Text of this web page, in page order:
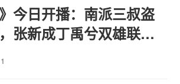
今日开播：南派三叔盗
张新成丁禹兮双雄联